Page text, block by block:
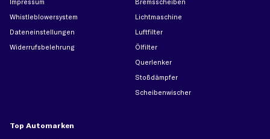
Impressum
Whistleblowersystem
Dateneinstellungen
Widerrufsbelehrung
Bremsscheiben
Lichtmaschine
Luftfilter
Ölfilter
Querlenker
Stoßdämpfer
Scheibenwischer
Top Automarken